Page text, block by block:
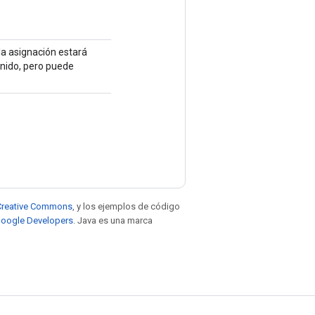
asignación estará
pero puede
Commons , y los ejemplos de código
Developers . Java es una marca